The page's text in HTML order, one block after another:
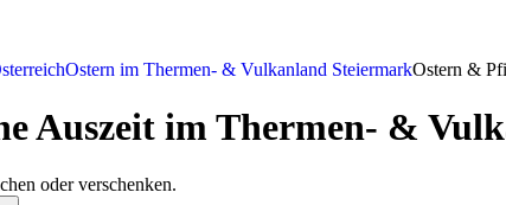
Ostern im Thermen- & Vulkanland SteiermarkOstern &
Auszeit im Thermen- &
oder verschenken.